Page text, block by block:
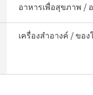
อาหารเพื่อสุขภาพ /
เครื่องสำอางค์ / ขอ